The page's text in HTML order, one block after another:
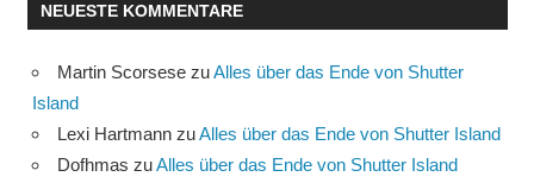
NEUESTE KOMMENTARE
Martin Scorsese zuAlles über das Ende von Shutter
Island
Lexi Hartmann zuAlles über das Ende von Shutter Island
Dofhmas zuAlles über das Ende von Shutter Island